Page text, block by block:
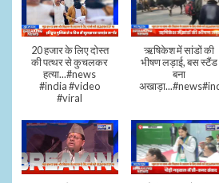
20 हजार के लिए दोस्त
की पत्थर से कुचलकर
हत्या...#news
#india #video
#viral
ऋषिकेश में सांडों की
भीषण लड़ाई, बस स्टैंड
बना